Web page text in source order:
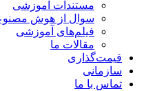
مستندات آموزشی
سوال از هوش مصنوعی
فیلم‌های آموزشی
مقالات ما
قیمت‌گذاری
سازمانی
تماس با ما